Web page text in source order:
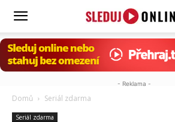
Sleduj.online
- Reklama -
Domů Seriál zdarma
Seriál zdarma